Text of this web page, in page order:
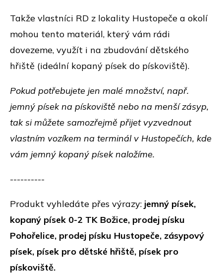
Takže vlastníci RD z lokality Hustopeče a okolí
mohou tento materiál, který vám rádi
dovezeme, využít i na zbudování dětského
hřiště (ideální kopaný písek do pískoviště).
Pokud potřebujete jen malé množství, např.
jemný písek na pískoviště nebo na menší zásyp,
tak si můžete samozřejmě přijet vyzvednout
vlastním vozíkem na terminál v Hustopečích, kde
vám jemný kopaný písek naložíme.
----------
Produkt vyhledáte přes výrazy: jemný písek,
kopaný písek 0-2 TK Božice, prodej písku
Pohořelice, prodej písku Hustopeče, zásypový
písek, písek pro dětské hřiště, písek pro
pískoviště.